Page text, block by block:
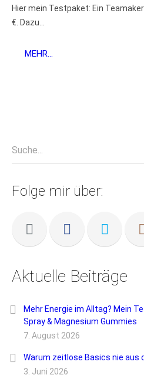
Hier mein Testpaket: Ein
€. Dazu...
MEHR...
Folge mir über:
Aktuelle Beiträge
Mehr Energie im Alltag? Mein
Spray & Magnesium Gummies
7. August 2026
Warum zeitlose Basics nie aus
3. Juni 2026